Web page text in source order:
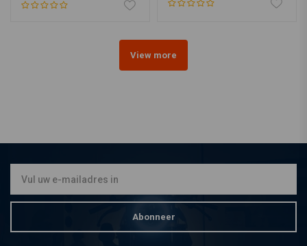
View more
Abonneer